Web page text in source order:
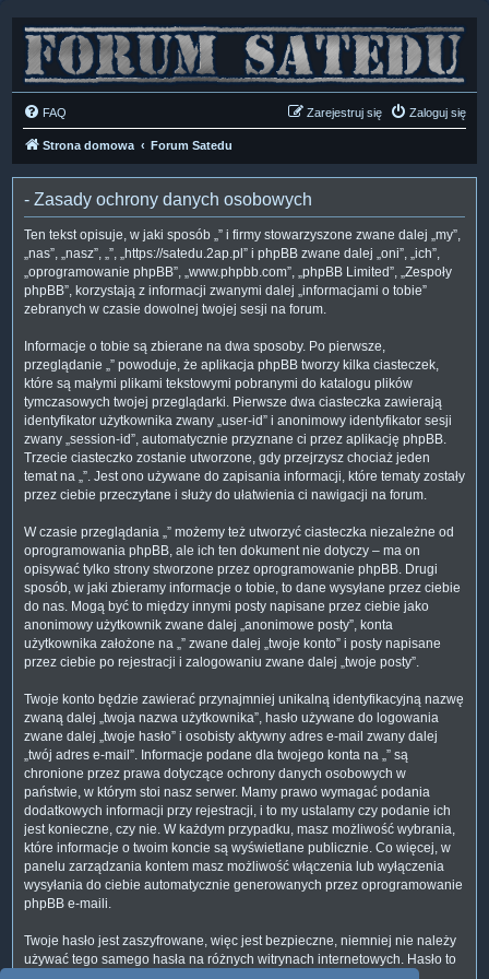
FAQ Zaloguj się
Zarejestruj się
Strona domowa Forum Satedu
- Zasady ochrony danych osobowych
Ten tekst opisuje, w jaki sposób „” i firmy stowarzyszone zwane dalej „my”,
„nas”, „nasz”, „”, „https://satedu.2ap.pl” i phpBB zwane dalej „oni”, „ich”,
„oprogramowanie phpBB”, „www.phpbb.com”, „phpBB Limited”, „Zespoły
phpBB”, korzystają z informacji zwanymi dalej „informacjami o tobie”
zebranych w czasie dowolnej twojej sesji na forum.
Informacje o tobie są zbierane na dwa sposoby. Po pierwsze,
przeglądanie „” powoduje, że aplikacja phpBB tworzy kilka ciasteczek,
które są małymi plikami tekstowymi pobranymi do katalogu plików
tymczasowych twojej przeglądarki. Pierwsze dwa ciasteczka zawierają
identyfikator użytkownika zwany „user-id” i anonimowy identyfikator sesji
zwany „session-id”, automatycznie przyznane ci przez aplikację phpBB.
Trzecie ciasteczko zostanie utworzone, gdy przejrzysz chociaż jeden
temat na „”. Jest ono używane do zapisania informacji, które tematy zostały
przez ciebie przeczytane i służy do ułatwienia ci nawigacji na forum.
W czasie przeglądania „” możemy też utworzyć ciasteczka niezależne od
oprogramowania phpBB, ale ich ten dokument nie dotyczy – ma on
opisywać tylko strony stworzone przez oprogramowanie phpBB. Drugi
sposób, w jaki zbieramy informacje o tobie, to dane wysyłane przez ciebie
do nas. Mogą być to między innymi posty napisane przez ciebie jako
anonimowy użytkownik zwane dalej „anonimowe posty”, konta
użytkownika założone na „” zwane dalej „twoje konto” i posty napisane
przez ciebie po rejestracji i zalogowaniu zwane dalej „twoje posty”.
Twoje konto będzie zawierać przynajmniej unikalną identyfikacyjną nazwę
zwaną dalej „twoja nazwa użytkownika”, hasło używane do logowania
zwane dalej „twoje hasło” i osobisty aktywny adres e-mail zwany dalej
„twój adres e-mail”. Informacje podane dla twojego konta na „” są
chronione przez prawa dotyczące ochrony danych osobowych w
państwie, w którym stoi nasz serwer. Mamy prawo wymagać podania
dodatkowych informacji przy rejestracji, i to my ustalamy czy podanie ich
jest konieczne, czy nie. W każdym przypadku, masz możliwość wybrania,
które informacje o twoim koncie są wyświetlane publicznie. Co więcej, w
panelu zarządzania kontem masz możliwość włączenia lub wyłączenia
wysyłania do ciebie automatycznie generowanych przez oprogramowanie
phpBB e-maili.
Twoje hasło jest zaszyfrowane, więc jest bezpieczne, niemniej nie należy
używać tego samego hasła na różnych witrynach internetowych. Hasło to